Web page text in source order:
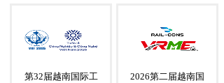
2026第二届越南国
第32届越南国际工